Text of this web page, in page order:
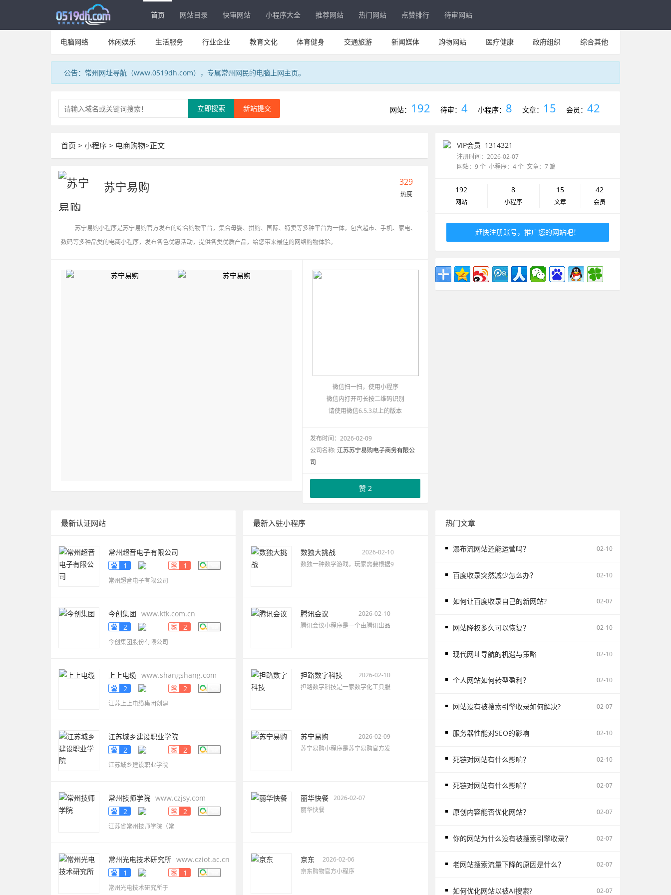
首页 网站目录 快审网站 小程序大全 推荐网站 热门网站 点赞排行 待审网站
电脑网络 休闲娱乐 生活服务 行业企业 教育文化 体育健身 交通旅游 新闻媒体 购物网站 医疗健康 政府组织 综合其他
公告：常州网址导航（www.0519dh.com），专属常州网民的电脑上网主页。
新站提交
立即搜索 网站： 192 待审： 4 小程序： 8 文章： 15 会员： 42
首页 > 小程序 > 电商购物>正文
苏宁易购 329
热度
苏宁易购小程序是苏宁易购官方发布的综合购物平台，集合母婴、拼购、国际、特卖等多种平台为一体，包含超市、手机、家电、
数码等多种品类的电商小程序，发布各色优惠活动，提供各类优质产品，给您带来最佳的网络购物体验。
微信扫一扫，使用小程序
微信内打开可长按二维码识别
请使用微信6.5.3以上的版本
发布时间：2026-02-09
公司名称:江苏苏宁易购电子商务有限公
司
赞 2
VIP会员 1314321
注册时间：2026-02-07
网站：9 个 小程序：4 个 文章：7 篇
192
网站
8
小程序
15
文章
42
会员
赶快注册账号，推广您的网站吧！
最新认证网站
常州超音电子有限公司
www.smdbuzzer.net
1 1
常州超音电子有限公司
今创集团 www.ktk.com.cn
2
2
今创集团股份有限公司
上上电缆 www.shangshang.com
2
2
江苏上上电缆集团创建
江苏城乡建设职业学院
www.jscc.edu.cn
2 2
江苏城乡建设职业学院
常州技师学院 www.czjsy.com
2
2
江苏省常州技师学院（常
常州光电技术研究所 www.cziot.ac.cn
1
1
常州光电技术研究所于
最新入驻小程序
数独大挑战
2026-02-10
数独一种数学游戏，玩家需要根据9
腾讯会议
2026-02-10
腾讯会议小程序是一个由腾讯出品
担路数字科技
2026-02-10
担路数字科技是一家数字化工具服
苏宁易购
2026-02-09
苏宁易购小程序是苏宁易购官方发
丽华快餐 2026-02-07
丽华快餐
京东
2026-02-06
京东购物官方小程序
热门文章
瀑布流网站还能运营吗？ 02-10
百度收录突然减少怎么办？ 02-10
如何让百度收录自己的新网站? 02-07
网站降权多久可以恢复？ 02-10
现代网址导航的机遇与策略 02-10
个人网站如何转型盈利？ 02-10
网站没有被搜索引擎收录如何解决? 02-07
服务器性能对SEO的影响 02-10
死链对网站有什么影响？ 02-10
死链对网站有什么影响？ 02-07
原创内容能否优化网站？ 02-07
你的网站为什么没有被搜索引擎收录？ 02-07
老网站搜索流量下降的原因是什么？ 02-07
如何优化网站以被AI搜索? 02-07